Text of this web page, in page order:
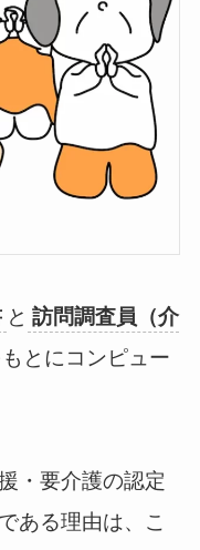
と 訪問調査員（介
もとにコンピュー
・要介護の認定
ある理由は、こ